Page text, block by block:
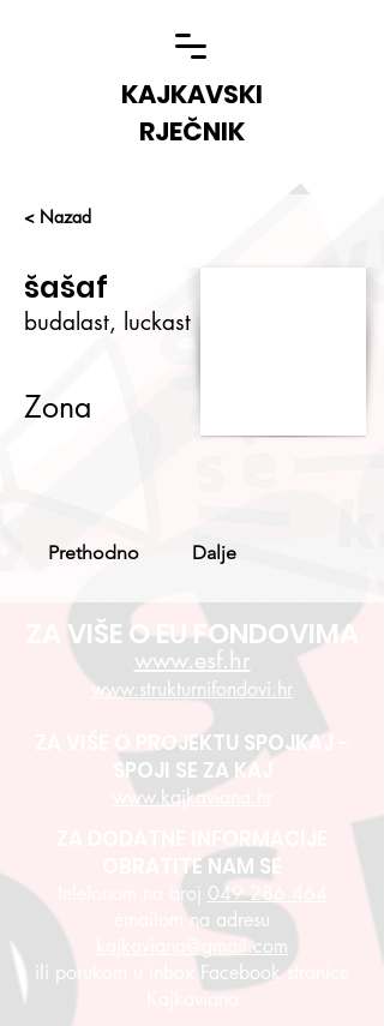
KAJKAVSKI
RJEČNIK
< Nazad
šašaf
budalast, luckast
Zona
Prethodno Dalje
ZA VIŠE O EU FONDOVIMA
www.esf.hr
www.strukturnifondovi.hr
ZA VIŠE O PROJEKTU SPOJKAJ -
SPOJI SE ZA KAJ
www.kajkaviana.hr
ZA DODATNE INFORMACIJE
OBRATITE NAM SE
telefonom na broj 049 286 464
emailom na adresu
kajkaviana@gmail.com
ili porukom u inbox Facebook stranice
Kajkaviana